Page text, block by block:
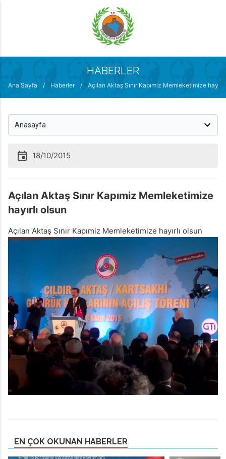
HABERLER
Ana Sayfa / Haberler / Açılan Aktaş Sınır Kapımiz Memleketimize
18/10/2015
Açılan Aktaş Sınır Kapımiz Memleketimize
hayırlı olsun
Açılan Aktaş Sınır Kapımiz Memleketimize hayırlı olsun
EN ÇOK OKUNAN HABERLER